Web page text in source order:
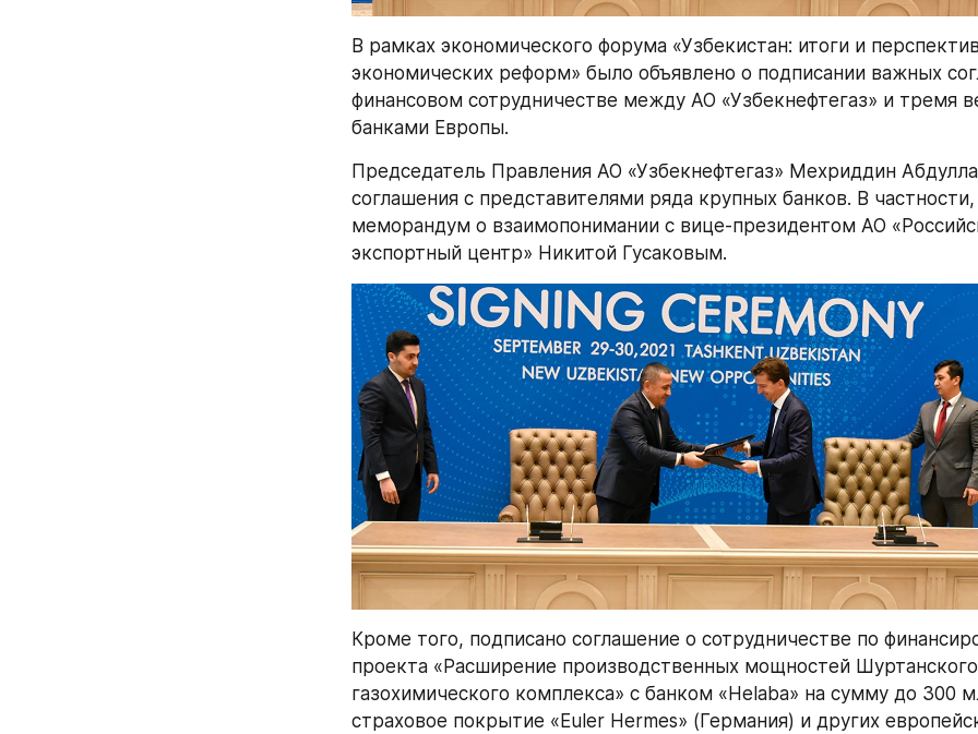
В рамках экономического форума «Узбекистан: итоги и
экономических реформ» было объявлено о подписании важных
финансовом сотрудничестве между АО «Узбекнефтегаз» и тремя
банками Европы.
Председатель Правления АО «Узбекнефтегаз» Мехриддин
соглашения с представителями ряда крупных банков. В
меморандум о взаимопонимании с вице-президентом АО
экспортный центр» Никитой Гусаковым.
Кроме того, подписано соглашение о сотрудничестве по
проекта «Расширение производственных мощностей Шуртанского
газохимического комплекса» с банком «Helaba» на сумму до 300
страховое покрытие «Euler Hermes» (Германия) и других